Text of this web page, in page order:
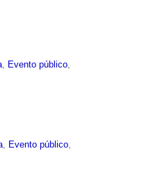
Evento público
, Evento público,